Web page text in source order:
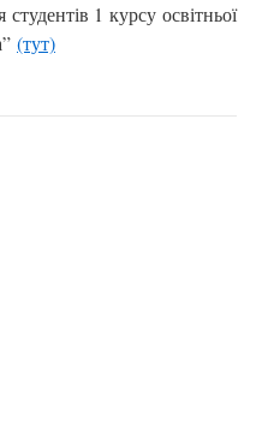
1 курсу освітньої
(тут)